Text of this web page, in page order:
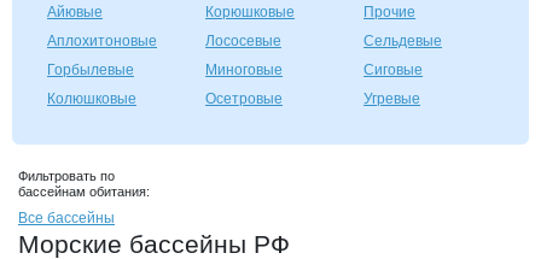
Айювые
Аплохитоновые
Горбылевые
Колюшковые
Корюшковые
Лососевые
Миноговые
Осетровые
Прочие
Сельдевые
Сиговые
Угревые
Фильтровать по
бассейнам обитания:
Все бассейны
Морские бассейны РФ